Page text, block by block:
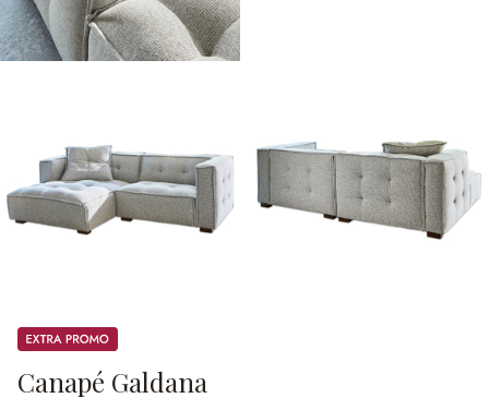
Promos
Canapé Galdana